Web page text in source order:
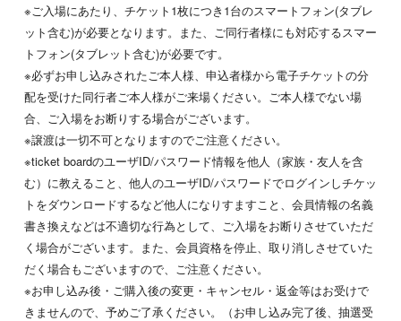
※ご入場にあたり、チケット1枚につき1台のスマートフォン(タブレ
ット含む)が必要となります。また、ご同行者様にも対応するスマー
トフォン(タブレット含む)が必要です。
※必ずお申し込みされたご本人様、申込者様から電子チケットの分
配を受けた同行者ご本人様がご来場ください。ご本人様でない場
合、ご入場をお断りする場合がございます。
※譲渡は一切不可となりますのでご注意ください。
※ticket boardのユーザID/パスワード情報を他人（家族・友人を含
む）に教えること、他人のユーザID/パスワードでログインしチケッ
トをダウンロードするなど他人になりすますこと、会員情報の名義
書き換えなどは不適切な行為として、ご入場をお断りさせていただ
く場合がございます。また、会員資格を停止、取り消しさせていた
だく場合もございますので、ご注意ください。
※お申し込み後・ご購入後の変更・キャンセル・返金等はお受けで
きませんので、予めご了承ください。（お申し込み完了後、抽選受